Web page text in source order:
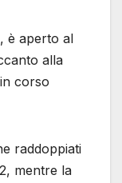
è aperto al
alla
corso
raddoppiati
mentre la